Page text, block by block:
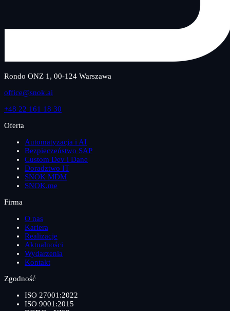
Rondo ONZ 1, 00-124 Warszawa
office@snok.ai
+48 22 161 18 30
Oferta
Automatyzacja i AI
Bezpieczeństwo SAP
Custom Dev i Dane
Doradztwo IT
SNOK MDM
SNOK.me
Firma
O nas
Kariera
Realizacje
Aktualności
Wydarzenia
Kontakt
Zgodność
ISO 27001:2022
ISO 9001:2015